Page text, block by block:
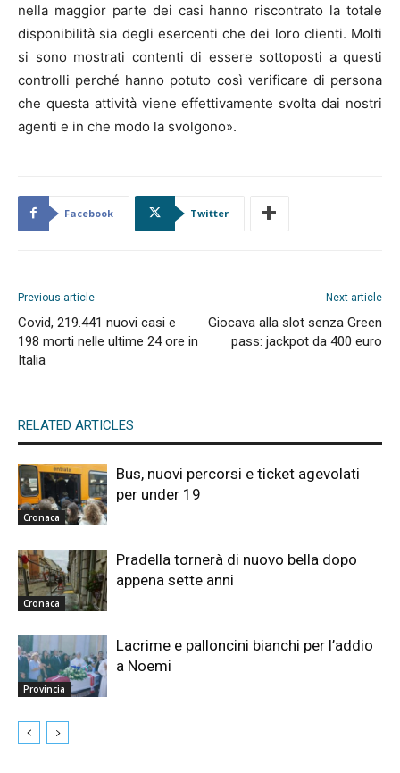
nella maggior parte dei casi hanno riscontrato la totale
disponibilità sia degli esercenti che dei loro clienti. Molti
si sono mostrati contenti di essere sottoposti a questi
controlli perché hanno potuto così verificare di persona
che questa attività viene effettivamente svolta dai nostri
agenti e in che modo la svolgono».
Facebook Twitter
Previous article
Covid, 219.441 nuovi casi e
198 morti nelle ultime 24 ore in
Italia
Next article
Giocava alla slot senza Green
pass: jackpot da 400 euro
RELATED ARTICLES
Cronaca
Bus, nuovi percorsi e ticket agevolati
per under 19
Cronaca
Pradella tornerà di nuovo bella dopo
appena sette anni
Provincia
Lacrime e palloncini bianchi per l’addio
a Noemi